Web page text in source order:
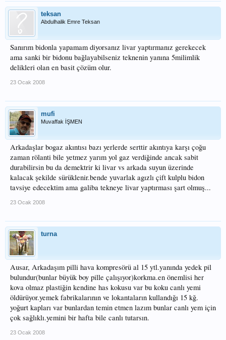
teksan
Abdulhalik Emre Teksan
Sanırım bidonla yapamam diyorsanız livar yaptırmanız gerekecek
ama sanki bir bidonu bağlayabilseniz teknenin yanına 5milimlik
delikleri olan en basit çözüm olur.
23 Ocak 2008
mufi
Muvaffak İŞMEN
Arkadaşlar bogaz akıntısı bazı yerlerde serttir akıntıya karşı çoğu
zaman rölanti bile yetmez yarım yol gaz verdiğinde ancak sabit
durabilirsin bu da demektrir ki livar vs arkada suyun üzerinde
kalacak şekilde sürüklenir.bende yuvarlak agızlı çift kulplu bidon
tavsiye edecektim ama galiba tekneye livar yaptırması şart olmuş...
23 Ocak 2008
turna
Ausar, Arkadaşım pilli hava kompresörü al 15 ytl.yanında yedek pil
bulundur(bunlar büyük boy pille çalışıyor)korkma.en önemlisi her
kova olmaz plastiğin kendine has kokusu var bu koku canlı yemi
öldürüyor.yemek fabrikalarının ve lokantaların kullandığı 15 kğ.
yoğurt kapları var bunlardan temin etmen lazım bunlar canlı yem için
çok sağlıklı.yemini bir hafta bile canlı tutarsın.
23 Ocak 2008